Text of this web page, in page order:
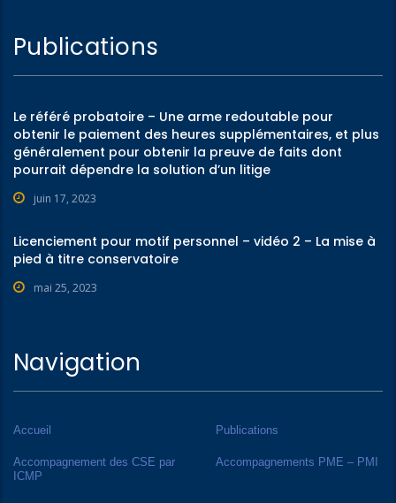
Publications
Le référé probatoire – Une arme redoutable pour
obtenir le paiement des heures supplémentaires, et plus
généralement pour obtenir la preuve de faits dont
pourrait dépendre la solution d’un litige
juin 17, 2023
Licenciement pour motif personnel – vidéo 2 – La mise à
pied à titre conservatoire
mai 25, 2023
Navigation
Accueil Publications
Accompagnement des CSE par
ICMP
Accompagnements PME – PMI